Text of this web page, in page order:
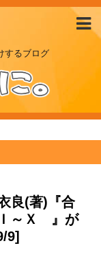
するブログ
良(著)『合
～Ｘ 』が
9]